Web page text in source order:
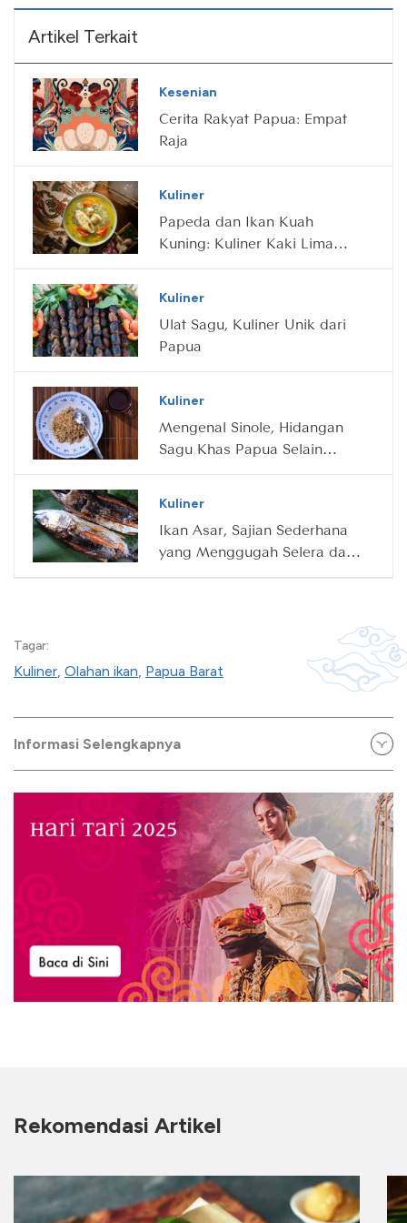
Artikel Terkait
Kesenian
Cerita Rakyat Papua: Empat
Raja
Kuliner
Papeda dan Ikan Kuah
Kuning: Kuliner Kaki Lima
Kuliner
Ulat Sagu, Kuliner Unik dari
Papua
Kuliner
Mengenal Sinole, Hidangan
Sagu Khas Papua Selain
Kuliner
Ikan Asar, Sajian Sederhana
yang Menggugah Selera dari
Tagar:
Kuliner, Olahan ikan, Papua Barat
Informasi Selengkapnya
Rekomendasi Artikel